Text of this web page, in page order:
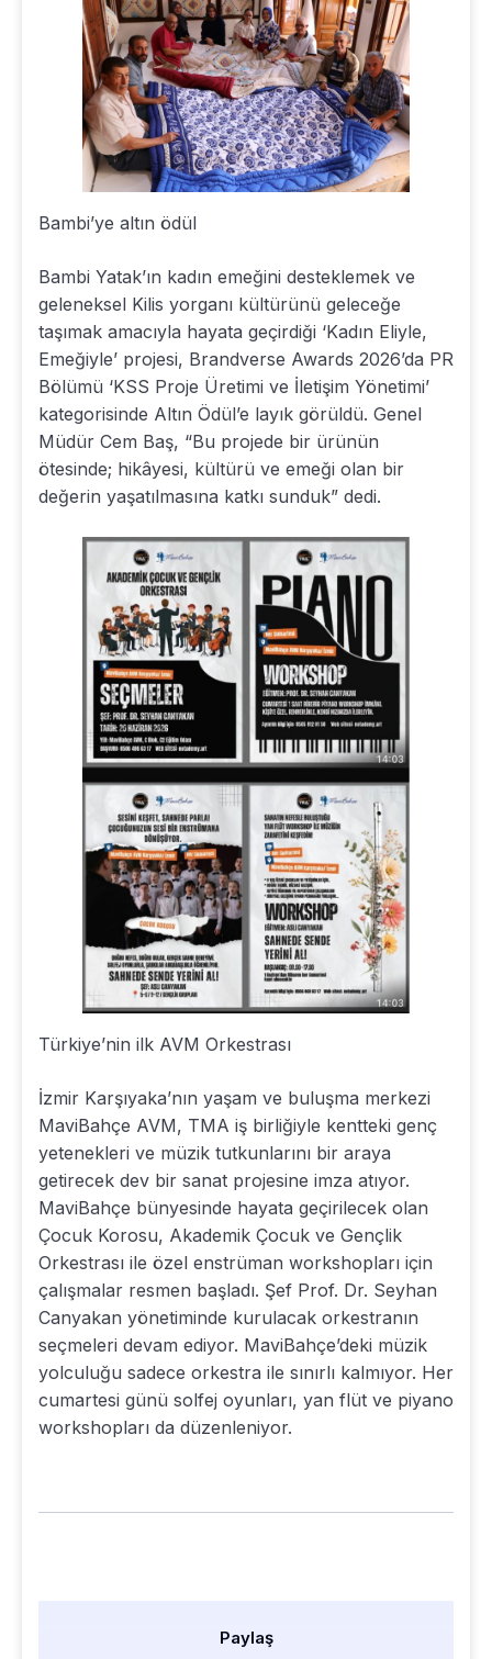
Bambi’ye altın ödül
Bambi Yatak’ın kadın emeğini desteklemek ve
geleneksel Kilis yorganı kültürünü geleceğe
taşımak amacıyla hayata geçirdiği ‘Kadın Eliyle,
Emeğiyle’ projesi, Brandverse Awards 2026’da PR
Bölümü ‘KSS Proje Üretimi ve İletişim Yönetimi’
kategorisinde Altın Ödül’e layık görüldü. Genel
Müdür Cem Baş, “Bu projede bir ürünün
ötesinde; hikâyesi, kültürü ve emeği olan bir
değerin yaşatılmasına katkı sunduk” dedi.
Türkiye’nin ilk AVM Orkestrası
İzmir Karşıyaka’nın yaşam ve buluşma merkezi
MaviBahçe AVM, TMA iş birliğiyle kentteki genç
yetenekleri ve müzik tutkunlarını bir araya
getirecek dev bir sanat projesine imza atıyor.
MaviBahçe bünyesinde hayata geçirilecek olan
Çocuk Korosu, Akademik Çocuk ve Gençlik
Orkestrası ile özel enstrüman workshopları için
çalışmalar resmen başladı. Şef Prof. Dr. Seyhan
Canyakan yönetiminde kurulacak orkestranın
seçmeleri devam ediyor. MaviBahçe’deki müzik
yolculuğu sadece orkestra ile sınırlı kalmıyor. Her
cumartesi günü solfej oyunları, yan flüt ve piyano
workshopları da düzenleniyor.
Paylaş